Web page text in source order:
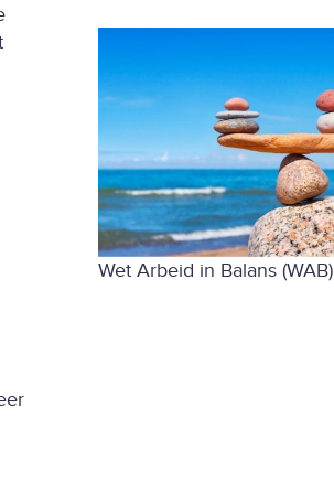
Wet Arbeid in Balans (WAB)